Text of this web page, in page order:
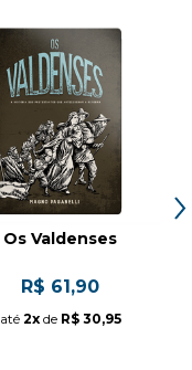
Os Valdenses
R$ 61,90
até 2xde R$ 30,95